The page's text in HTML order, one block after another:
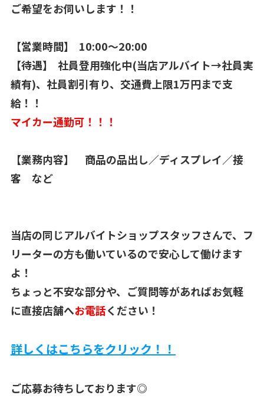
ご希望をお伺いします！！
【営業時間】 10:00〜20:00
【待遇】 社員登用強化中(当店アルバイト→社員実
績有)、社員割引有り、交通費上限1万円まで支
給！！
マイカー通勤可！！！
【業務内容】 商品の品出し／ディスプレイ／接
客 など
当店の同じアルバイトショップスタッフさんで、フ
リーターの方も働いているので安心して働けます
よ！
ちょっと不安な部分や、ご質問等があればお気軽
に直接店舗へお電話ください！
詳しくはこちらをクリック！！
ご応募お待ちしております◎